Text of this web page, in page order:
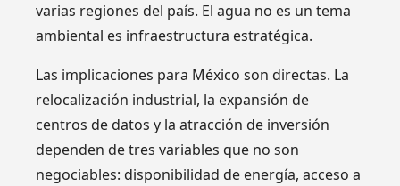
varias regiones del país. El agua no es un tema
ambiental es infraestructura estratégica.
Las implicaciones para México son directas. La
relocalización industrial, la expansión de
centros de datos y la atracción de inversión
dependen de tres variables que no son
negociables: disponibilidad de energía, acceso a